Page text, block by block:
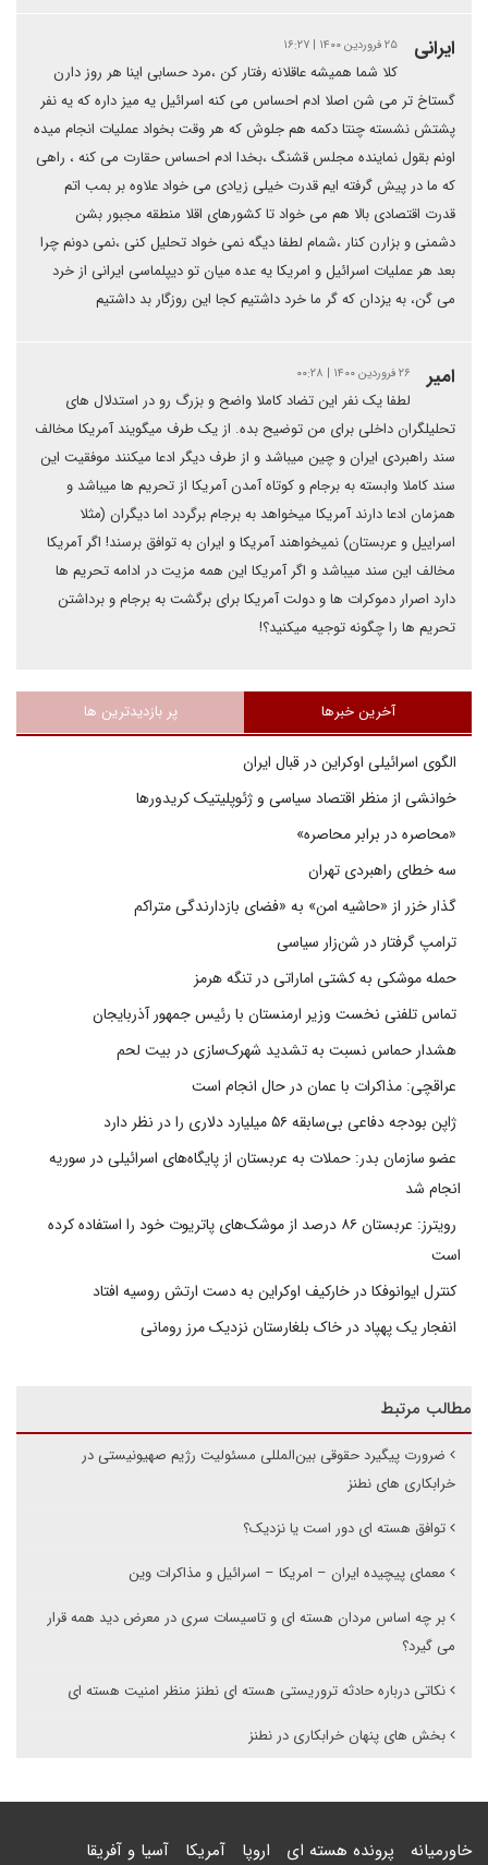
ایرانی ۲۵ فروردین ۱۴۰۰ | ۱۶:۲۷
کلا شما همیشه عاقلانه رفتار کن ،مرد حسابی اینا هر روز دارن
گستاخ تر می شن اصلا ادم احساس می کنه اسرائیل یه میز داره که یه نفر
پشتش نشسته چنتا دکمه هم جلوش که هر وقت بخواد عملیات انجام میده
اونم بقول نماینده مجلس قشنگ ،بخدا ادم احساس حقارت می کنه ، راهی
که ما در پیش گرفته ایم قدرت خیلی زیادی می خواد علاوه بر بمب اتم
قدرت اقتصادی بالا هم می خواد تا کشورهای اقلا منطقه مجبور بشن
دشمنی و بزارن کنار ،شمام لطفا دیگه نمی خواد تحلیل کنی ،نمی دونم چرا
بعد هر عملیات اسرائیل و امریکا یه عده میان تو دیپلماسی ایرانی از خرد
می گن، به یزدان که گر ما خرد داشتیم کجا این روزگار بد داشتیم
امیر ۲۶ فروردین ۱۴۰۰ | ۰۰:۲۸
لطفا یک نفر این تضاد کاملا واضح و بزرگ رو در استدلال های
تحلیلگران داخلی برای من توضیح بده. از یک طرف میگویند آمریکا مخالف
سند راهبردی ایران و چین میباشد و از طرف دیگر ادعا میکنند موفقیت این
سند کاملا وابسته به برجام و کوتاه آمدن آمریکا از تحریم ها میباشد و
همزمان ادعا دارند آمریکا میخواهد به برجام برگردد اما دیگران (مثلا
اسراییل و عربستان) نمیخواهند آمریکا و ایران به توافق برسند! اگر آمریکا
مخالف این سند میباشد و اگر آمریکا این همه مزیت در ادامه تحریم ها
دارد اصرار دموکرات ها و دولت آمریکا برای برگشت به برجام و برداشتن
تحریم ها را چگونه توجیه میکنید؟!‌
آخرین خبرها پر بازدیدترین ها
الگوی اسرائیلی اوکراین در قبال ایران
خوانشی از منظر اقتصاد سیاسی و ژئوپلیتیک کریدورها
«محاصره در برابر محاصره»
سه خطای راهبردی تهران
گذار خزر از «حاشیه امن» به «فضای بازدارندگی متراکم
ترامپ گرفتار در شن‌زار سیاسی
حمله موشکی به کشتی اماراتی در تنگه هرمز
تماس تلفنی نخست وزیر ارمنستان با رئیس جمهور آذربایجان
هشدار حماس نسبت به تشدید شهرک‌سازی در بیت‌ لحم
عراقچی: مذاکرات با عمان در حال انجام است
ژاپن بودجه دفاعی بی‌سابقه ۵۶ میلیارد دلاری را در نظر دارد
عضو سازمان بدر: حملات به عربستان از پایگاه‌های اسرائیلی در سوریه
انجام شد
رویترز: عربستان ۸۶ درصد از موشک‌های پاتریوت خود را استفاده کرده
است
کنترل ایوانوفکا در خارکیف اوکراین به دست ارتش روسیه افتاد
انفجار یک پهپاد در خاک بلغارستان نزدیک مرز رومانی
مطالب مرتبط
ضرورت پیگیرد حقوقی بین‌المللی مسئولیت رژیم صهیونیستی در
خرابکاری های نطنز
توافق هسته اى دور است یا نزدیک؟
معمای پیچیده ایران – امریکا – اسرائیل و مذاکرات وین
بر چه اساس مردان هسته ای و تاسیسات سری در معرض دید همه قرار
می گیرد؟
نکاتی درباره حادثه تروریستی هسته ای نطنز منظر امنیت هسته ای
بخش های پنهان خرابکاری در نطنز
خاورمیانه پرونده هسته ای اروپا آمریکا آسیا و آفریقا